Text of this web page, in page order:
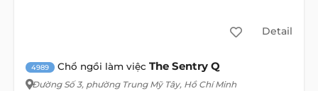
Detail
4989 Chổ ngồi làm việc The Sentry Q
Đường Số 3, phường Trung Mỹ Tây, Hồ Chí Minh